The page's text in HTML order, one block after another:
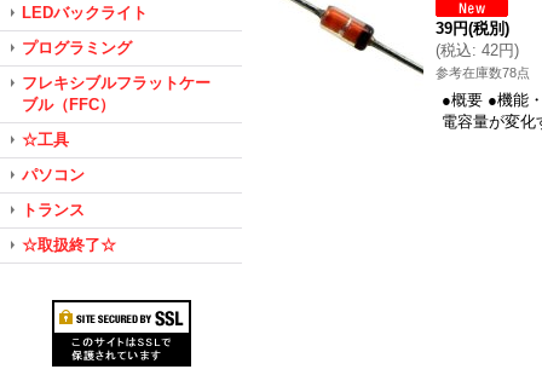
LEDバックライト
プログラミング
フレキシブルフラットケー
ブル（FFC）
☆工具
パソコン
トランス
☆取扱終了☆
39円(税別)
(税込: 42円)
参考在庫数78点
●概要 ●機能
電容量が変